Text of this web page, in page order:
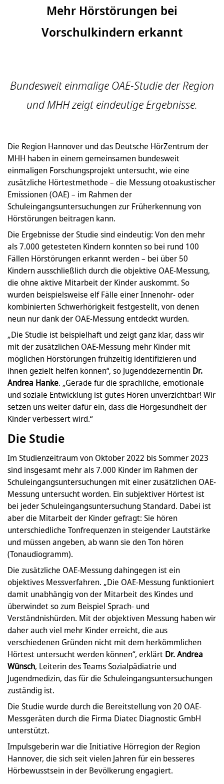
Mehr Hörstörungen bei
Vorschulkindern erkannt
Bundesweit einmalige OAE-Studie der Region
und MHH zeigt eindeutige Ergebnisse.
Die Region Hannover und das Deutsche HörZentrum der
MHH haben in einem gemeinsamen bundesweit
einmaligen Forschungsprojekt untersucht, wie eine
zusätzliche Hörtestmethode – die Messung otoakustischer
Emissionen (OAE) – im Rahmen der
Schuleingangsuntersuchungen zur Früherkennung von
Hörstörungen beitragen kann.
Die Ergebnisse der Studie sind eindeutig: Von den mehr
als 7.000 getesteten Kindern konnten so bei rund 100
Fällen Hörstörungen erkannt werden – bei über 50
Kindern ausschließlich durch die objektive OAE-Messung,
die ohne aktive Mitarbeit der Kinder auskommt. So
wurden beispielsweise elf Fälle einer Innenohr- oder
kombinierten Schwerhörigkeit festgestellt, von denen
neun nur dank der OAE-Messung entdeckt wurden.
„Die Studie ist beispielhaft und zeigt ganz klar, dass wir
mit der zusätzlichen OAE-Messung mehr Kinder mit
möglichen Hörstörungen frühzeitig identifizieren und
ihnen gezielt helfen können“, so Jugenddezernentin Dr.
Andrea Hanke. „Gerade für die sprachliche, emotionale
und soziale Entwicklung ist gutes Hören unverzichtbar! Wir
setzen uns weiter dafür ein, dass die Hörgesundheit der
Kinder verbessert wird.“
Die Studie
Im Studienzeitraum von Oktober 2022 bis Sommer 2023
sind insgesamt mehr als 7.000 Kinder im Rahmen der
Schuleingangsuntersuchungen mit einer zusätzlichen OAE-
Messung untersucht worden. Ein subjektiver Hörtest ist
bei jeder Schuleingangsuntersuchung Standard. Dabei ist
aber die Mitarbeit der Kinder gefragt: Sie hören
unterschiedliche Tonfrequenzen in steigender Lautstärke
und müssen angeben, ab wann sie den Ton hören
(Tonaudiogramm).
Die zusätzliche OAE-Messung dahingegen ist ein
objektives Messverfahren. „Die OAE-Messung funktioniert
damit unabhängig von der Mitarbeit des Kindes und
überwindet so zum Beispiel Sprach- und
Verständnishürden. Mit der objektiven Messung haben wir
daher auch viel mehr Kinder erreicht, die aus
verschiedenen Gründen nicht mit dem herkömmlichen
Hörtest untersucht werden können“, erklärt Dr. Andrea
Wünsch, Leiterin des Teams Sozialpädiatrie und
Jugendmedizin, das für die Schuleingangsuntersuchungen
zuständig ist.
Die Studie wurde durch die Bereitstellung von 20 OAE-
Messgeräten durch die Firma Diatec Diagnostic GmbH
unterstützt.
Impulsgeberin war die Initiative Hörregion der Region
Hannover, die sich seit vielen Jahren für ein besseres
Hörbewusstsein in der Bevölkerung engagiert.